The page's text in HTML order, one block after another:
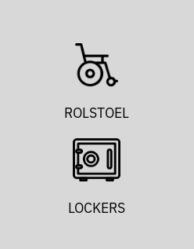
ROLSTOEL
LOCKERS